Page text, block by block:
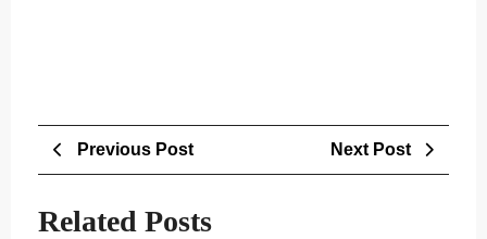
Post
navigation
Previous PostPrevious
Next Post
Related Posts